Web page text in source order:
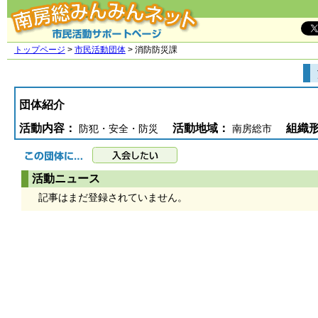
トップページ > 市民活動団体> 消防防災課
団体紹介
活動内容：
防犯・安全・防災 活動地域： 南房総市 組織
活動ニュース
記事はまだ登録されていません。